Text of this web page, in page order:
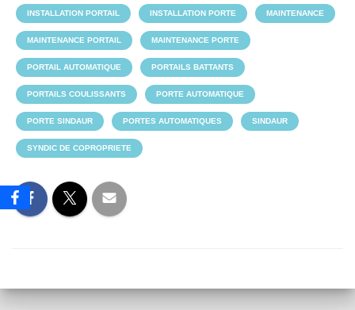
INSTALLATION PORTAIL INSTALLATION PORTE MAINTENANCE
MAINTENANCE PORTAIL MAINTENANCE PORTE
PORTAIL AUTOMATIQUE PORTAILS BATTANTS
PORTAILS COULISSANTS PORTE AUTOMATIQUE
PORTE SINDAUR PORTES AUTOMATIQUES SINDAUR
SYNDIC DE COPROPRIETE